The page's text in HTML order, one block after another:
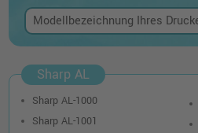
Sharp AL
Sharp AL-1000
Sharp AL-1001